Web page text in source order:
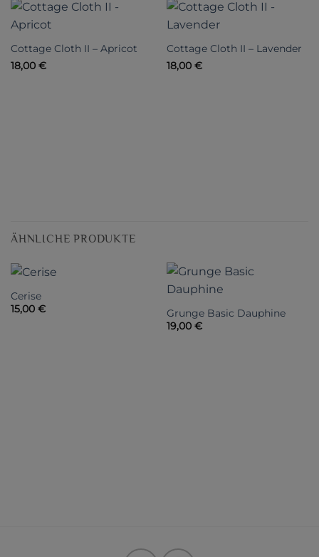
Cottage Cloth II – Apricot
18,00 €
Cottage Cloth II – Lavender
18,00 €
ÄHNLICHE PRODUKTE
Cerise
15,00 €
Grunge Basic Dauphine
19,00 €